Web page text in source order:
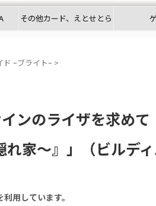
その他カード、えとせとら
ド ｰブライトｰ >
インのライザを求め
家〜』」（ビルディ
用しています。